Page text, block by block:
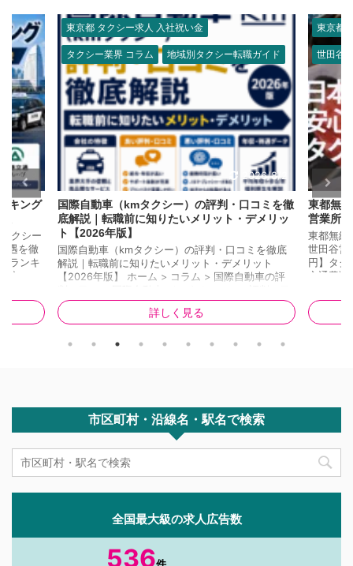
7/29
キング
クシー
遇を徹
ランキ
較 📌 こ
。 ②
位の三和
東京都 タクシー求人 入社祝い金
タクシー業界 コラム 地域別タクシー転職ガイド
2026/8/2
国際自動車（kmタクシー）の評判・口コミを徹
底解説｜転職前に知りたいメリット・デメリッ
ト【2026年版】
国際自動車（kmタクシー）の評判・口コミを徹底
解説｜転職前に知りたいメリット・デメリット
【2026年版】 ホーム > コラム > 国際自動車の評
コミを徹底解説｜転職前に知りたいメリット・デメ
リット【2026年版】 更新日：2026年7月25日｜タ
✅ 企業口コミサイトでの国際自動車の総合評価は
詳しく見る
東京都
世田谷
東都無
営業所
東都無線
世田谷営
円】タ
交通費)
給田4-
駅 徒歩
市区町村・沿線名・駅名で検索
全国最大級の求人広告数
536件